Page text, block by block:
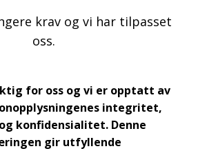
krav og vi har tilpasset
oss.
for oss og vi er opptatt av
integritet,
konfidensialitet. Denne
gir utfyllende